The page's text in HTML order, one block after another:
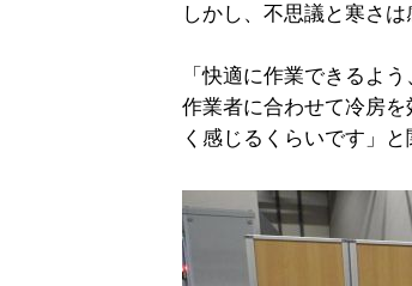
しかし、不思議と寒さは
「快適に作業できるよ
作業者に合わせて冷房
く感じるくらいです」と